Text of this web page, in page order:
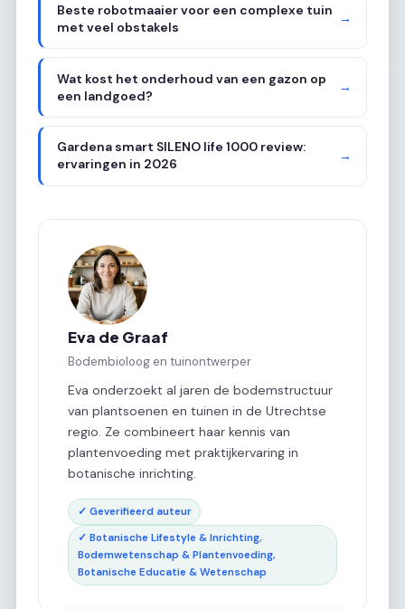
Beste robotmaaier voor een complexe tuin
met veel obstakels
→
Wat kost het onderhoud van een gazon op
een landgoed?
→
Gardena smart SILENO life 1000 review:
ervaringen in 2026
→
Eva de Graaf
Bodembioloog en tuinontwerper
Eva onderzoekt al jaren de bodemstructuur
van plantsoenen en tuinen in de Utrechtse
regio. Ze combineert haar kennis van
plantenvoeding met praktijkervaring in
botanische inrichting.
✓ Geverifieerd auteur
✓ Botanische Lifestyle & Inrichting,
Bodemwetenschap & Plantenvoeding,
Botanische Educatie & Wetenschap